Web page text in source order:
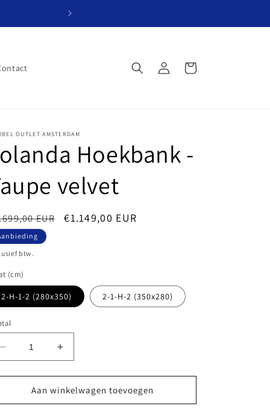
InloggenWinkelwagen
OUTLET AMSTERDAM
Hoekbank -
velvet
EUR Aanbiedingsprijs
€1.149,00 EUR
btw.
(cm)
2-H-1-2 (280x350) 2-1-H-2 (350x280)
Aantal
verlagen
voor
Yolanda
Hoekbank
Aantal
verhogen
voor
Yolanda
Hoekbank
Aan winkelwagen toevoegen